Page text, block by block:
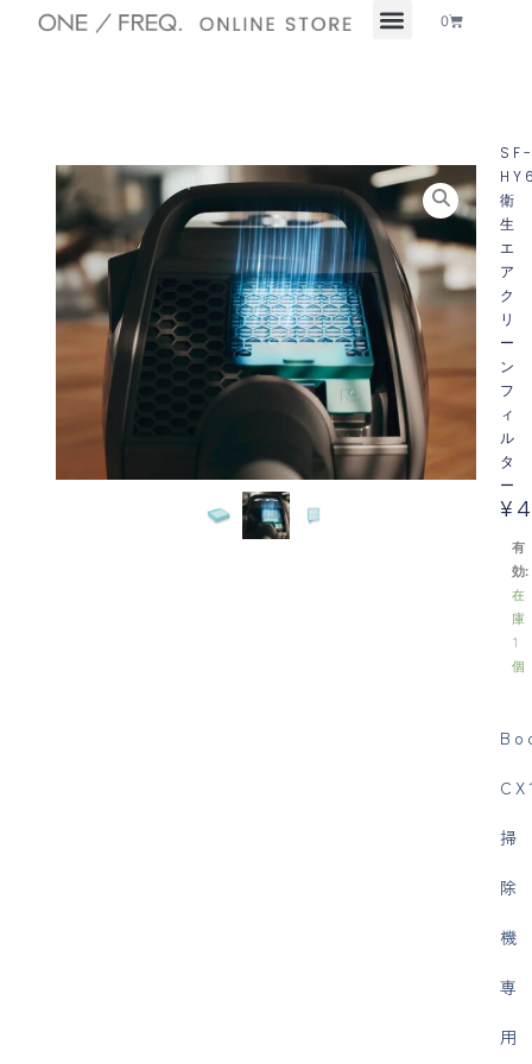
0
Cart
衛
生
エ
ア
ク
リ
ー
ン
フ
ィ
ル
タ
ー
¥
有
効:
在
庫
1
個
掃
除
機
専
用